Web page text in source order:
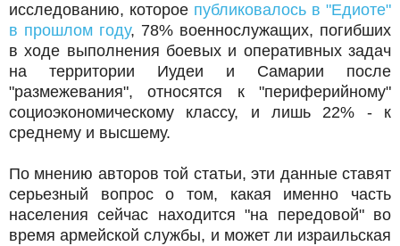
исследованию, которое публиковалось в "Едиоте"
в прошлом году, 78% военнослужащих, погибших
в ходе выполнения боевых и оперативных задач
на территории Иудеи и Самарии после
"размежевания", относятся к "периферийному"
социоэкономическому классу, и лишь 22% - к
среднему и высшему.
По мнению авторов той статьи, эти данные ставят
серьезный вопрос о том, какая именно часть
населения сейчас находится "на передовой" во
время армейской службы, и может ли израильская